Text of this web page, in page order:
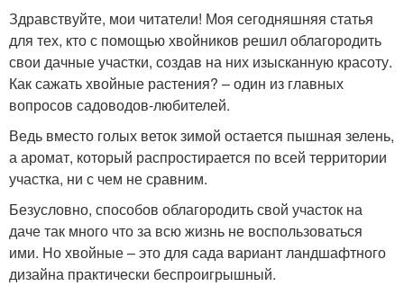
Здравствуйте, мои читатели! Моя сегодняшняя статья
для тех, кто с помощью хвойников решил облагородить
свои дачные участки, создав на них изысканную красоту.
Как сажать хвойные растения? – один из главных
вопросов садоводов-любителей.
Ведь вместо голых веток зимой остается пышная зелень,
а аромат, который распростирается по всей территории
участка, ни с чем не сравним.
Безусловно, способов облагородить свой участок на
даче так много что за всю жизнь не воспользоваться
ими. Но хвойные – это для сада вариант ландшафтного
дизайна практически беспроигрышный.